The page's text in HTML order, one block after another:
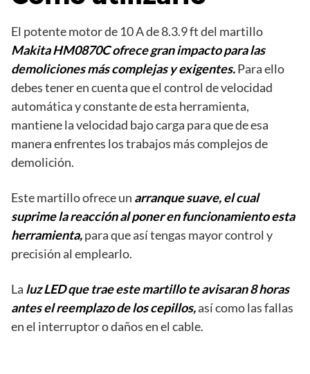
El potente motor de 10 A de 8.3.9 ft del martillo
Makita HM0870C ofrece gran impacto para las
demoliciones más complejas y exigentes.Para ello
debes tener en cuenta que el control de velocidad
automática y constante de esta herramienta,
mantiene la velocidad bajo carga para que de esa
manera enfrentes los trabajos más complejos de
demolición.
Este martillo ofrece un arranque suave, el cual
suprime la reacción al poner en funcionamiento esta
herramienta,para que así tengas mayor control y
precisión al emplearlo.
La luz LED que trae este martillo te avisaran 8 horas
antes el reemplazo de los cepillos,así como las fallas
en el interruptor o daños en el cable.